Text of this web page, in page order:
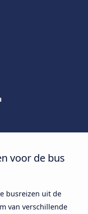
voor de bus
busreizen uit de
van verschillende